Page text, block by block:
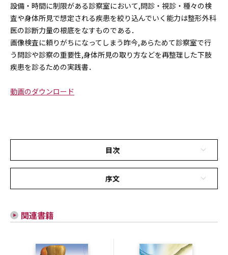
設備・時間に制限がある診察室において,問診・視診・種々の検
査や身体所見で想定される疾患を絞り込んでいく能力は整形外科
医の診断力量の根底をなすものである．
画像検査に頼りがちになってしまう昨今,あらためて診察室で行
う問診や診察の重要性,身体所見の取り方などを再整理した下肢
疾患を診るための実践書．
動画のダウンロード
目次
序文
関連書籍